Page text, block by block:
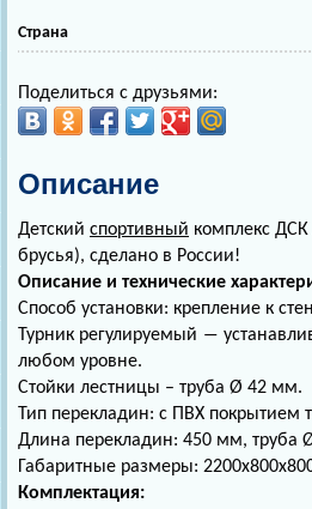
Страна
Поделиться с друзьями:
Описание
Детский спортивный комплекс ДСК
брусья), сделано в России!
Описание и технические
Способ установки: крепление к
Турник регулируемый ―
любом уровне.
Стойки лестницы – труба Ø 42 мм.
Тип перекладин: с ПВХ покрытием
Длина перекладин: 450 мм, труба
Габаритные размеры:
Комплектация: